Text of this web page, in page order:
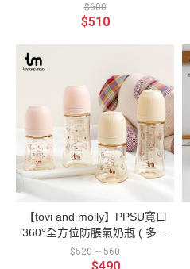
$600
$510
【tovi and molly】PPSU寬口
360°全方位防脹氣奶瓶 ( 多款
可選 )
$520 ~ 560